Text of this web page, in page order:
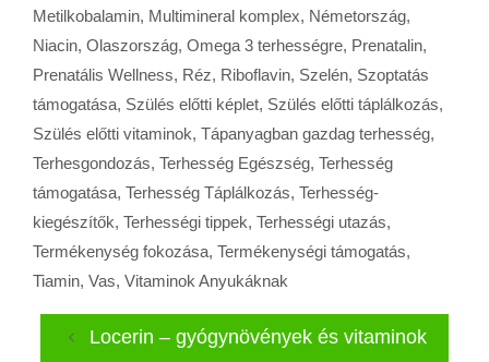
Metilkobalamin, Multimineral komplex, Németország,
Niacin, Olaszország, Omega 3 terhességre, Prenatalin,
Prenatális Wellness, Réz, Riboflavin, Szelén, Szoptatás
támogatása, Szülés előtti képlet, Szülés előtti táplálkozás,
Szülés előtti vitaminok, Tápanyagban gazdag terhesség,
Terhesgondozás, Terhesség Egészség, Terhesség
támogatása, Terhesség Táplálkozás, Terhesség-
kiegészítők, Terhességi tippek, Terhességi utazás,
Termékenység fokozása, Termékenységi támogatás,
Tiamin, Vas, Vitaminok Anyukáknak
Locerin – gyógynövények és vitaminok